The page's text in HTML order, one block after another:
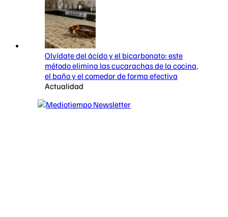
Olvídate del ácido y el bicarbonato: este
método elimina las cucarachas de la cocina,
el baño y el comedor de forma efectiva
Actualidad